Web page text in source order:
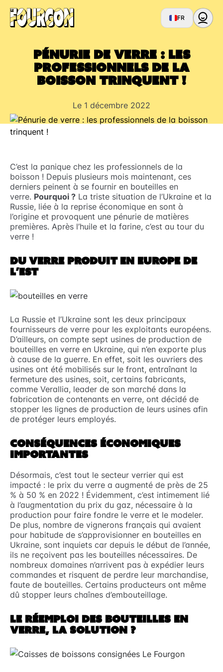
FR
Pénurie de verre : les
professionnels de la
boisson trinquent !
Le 1 décembre 2022
C’est la panique chez les professionnels de la
boisson ! Depuis plusieurs mois maintenant, ces
derniers peinent à se fournir en bouteilles en
verre. Pourquoi ? La triste situation de l’Ukraine et la
Russie, liée à la reprise économique en sont à
l’origine et provoquent une pénurie de matières
premières. Après l’huile et la farine, c’est au tour du
verre !
DU VERRE PRODUIT EN EUROPE DE
L’EST
La Russie et l’Ukraine sont les deux principaux
fournisseurs de verre pour les exploitants européens.
D’ailleurs, on compte sept usines de production de
bouteilles en verre en Ukraine, qui n’en exporte plus
à cause de la guerre. En effet, soit les ouvriers des
usines ont été mobilisés sur le front, entraînant la
fermeture des usines, soit, certains fabricants,
comme Verallia, leader de son marché dans la
fabrication de contenants en verre, ont décidé de
stopper les lignes de production de leurs usines afin
de protéger leurs employés.
CONSÉQUENCES ÉCONOMIQUES
IMPORTANTES
Désormais, c’est tout le secteur verrier qui est
impacté : le prix du verre a augmenté de près de 25
% à 50 % en 2022 ! Évidemment, c’est intimement lié
à l’augmentation du prix du gaz, nécessaire à la
production pour faire fondre le verre et le modeler.
De plus, nombre de vignerons français qui avaient
pour habitude de s’approvisionner en bouteilles en
Ukraine, sont inquiets car depuis le début de l’année,
ils ne reçoivent pas les bouteilles nécessaires. De
nombreux domaines n’arrivent pas à expédier leurs
commandes et risquent de perdre leur marchandise,
faute de bouteilles. Certains producteurs ont même
dû stopper leurs chaînes d’embouteillage.
LE RÉEMPLOI DES BOUTEILLES EN
VERRE, LA SOLUTION ?